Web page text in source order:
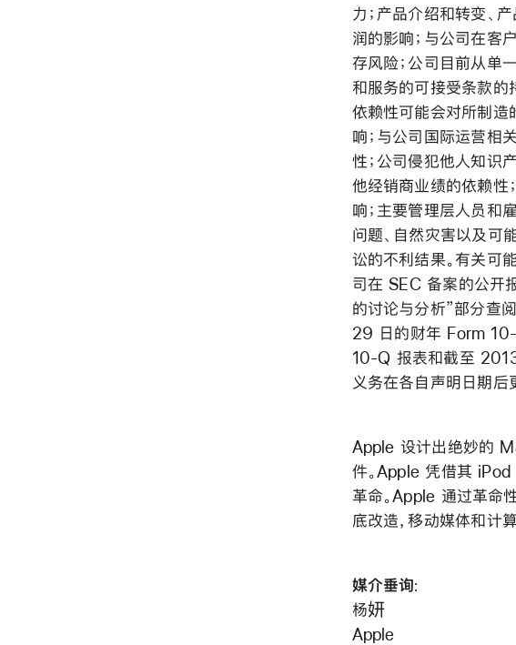
力；产品介绍和转变、
润的影响；与公司在客
存风险；公司目前从单
和服务的可接受条款的
依赖性可能会对所制造
响；与公司国际运营相
性；公司侵犯他人知识
他经销商业绩的依赖性
响；主要管理层人员和
问题、自然灾害以及可
讼的不利结果。有关可
司在 SEC 备案的公开
的讨论与分析”部分查
29 日的财年 Form
10-Q 报表和截至
义务在各自声明日期后
Apple 设计出绝妙的
件。Apple 凭借其
革命。Apple 通过革命
底改造，移动媒体和计
媒介垂询:
杨妍
Apple